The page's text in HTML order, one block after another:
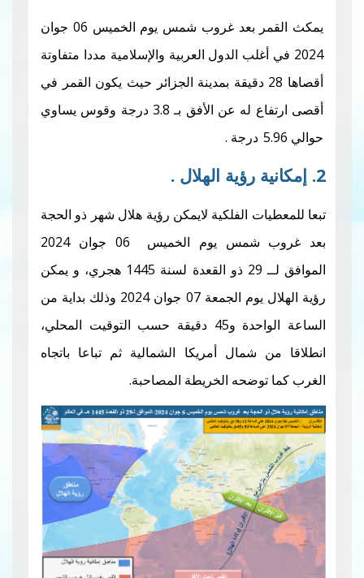
يمكث القمر بعد غروب شمس يوم الخميس 06 جوان
الدول العربية والإسلامية مددا متفاوتة
28 دقيقة بمدينة الجزائر حيث يكون القمر في
أقصى ارتفاع له عن الأفق بـ 3.8 درجة وقوس يساوي
الفلكية لايمكن رؤية هلال شهر ذو الحجة
بعد غروب شمس يوم الخميس 06 جوان 2024
الموافق لــ 29 ذو القعدة لسنة 1445 هجري، و يمكن
رؤية الهلال يوم الجمعة 07 جوان 2024 وذلك بداية من
الساعة الواحدة و45 دقيقة حسب التوقيت المحلي،
أمريكا الشمالية ثم تباعا باتجاه
الخريطة المصاحبة.